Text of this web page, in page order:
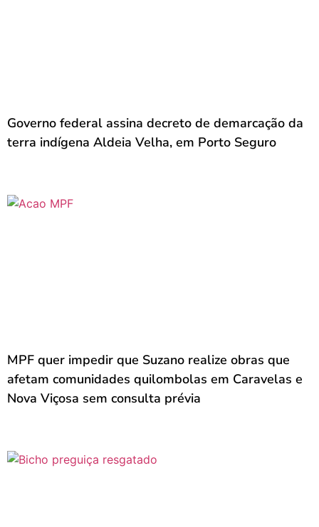
Governo federal assina decreto de demarcação da
terra indígena Aldeia Velha, em Porto Seguro
MPF quer impedir que Suzano realize obras que
afetam comunidades quilombolas em Caravelas e
Nova Viçosa sem consulta prévia